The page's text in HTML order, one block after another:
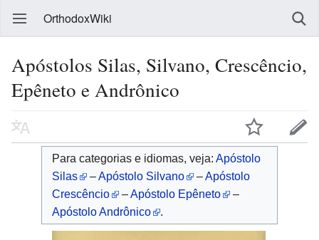
OrthodoxWiki
Apóstolos Silas, Silvano, Crescêncio,
Epêneto e Andrônico
Para categorias e idiomas, veja: Apóstolo
Silas
–Apóstolo Silvano –Apóstolo
Crescêncio
–Apóstolo Epêneto
–
Apóstolo Andrônico
.